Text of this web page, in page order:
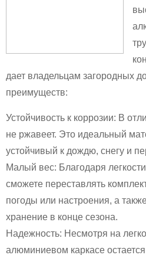
дает владельцам загородных
преимуществ:
Устойчивость к коррозии: В
не ржавеет. Это идеальный
устойчивый к дождю, снегу и
Малый вес: Благодаря
сможете переставлять
погоды или настроения, а
хранение в конце сезона.
Надежность: Несмотря на
алюминиевом каркасе